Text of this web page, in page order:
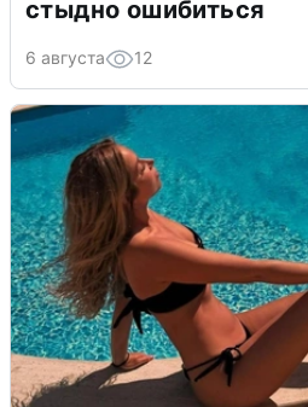
стыдно ошибиться
6 августа 12